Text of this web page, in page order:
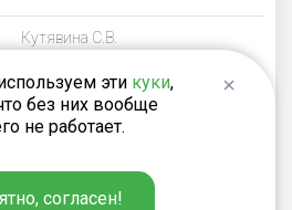
Кутявина С.В.
395₽
Поурочные разработки по
литературному чтению. 4 класс.
эти куки,
без них вообще
не работает.
согласен!